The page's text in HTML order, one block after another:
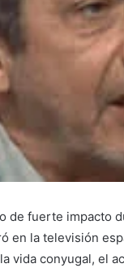
de fuerte impacto
en la televisión
vida conyugal, el